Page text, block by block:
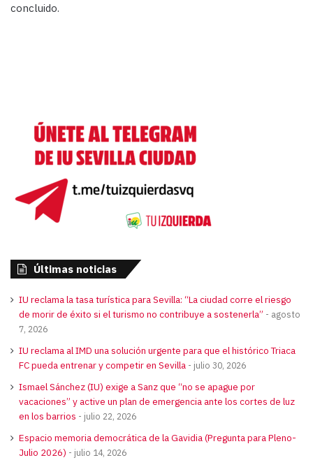
concluido.
Últimas noticias
IU reclama la tasa turística para Sevilla: “La ciudad corre el riesgo
de morir de éxito si el turismo no contribuye a sostenerla”
agosto
7, 2026
IU reclama al IMD una solución urgente para que el histórico Triaca
FC pueda entrenar y competir en Sevilla
julio 30, 2026
Ismael Sánchez (IU) exige a Sanz que “no se apague por
vacaciones” y active un plan de emergencia ante los cortes de luz
en los barrios
julio 22, 2026
Espacio memoria democrática de la Gavidia (Pregunta para Pleno-
Julio 2026)
julio 14, 2026